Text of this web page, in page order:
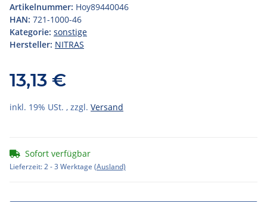
Artikelnummer: Hoy89440046
HAN: 721-1000-46
Kategorie: sonstige
Hersteller: NITRAS
13,13 €
inkl. 19% USt. , zzgl. Versand
Sofort verfügbar
Lieferzeit:2 - 3 Werktage (Ausland)